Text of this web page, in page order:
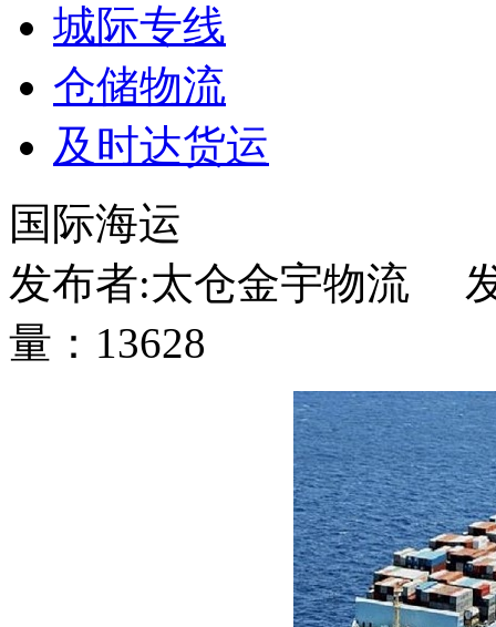
城际专线
仓储物流
及时达货运
国际海运
发布者:太仓金宇物流
量：13628